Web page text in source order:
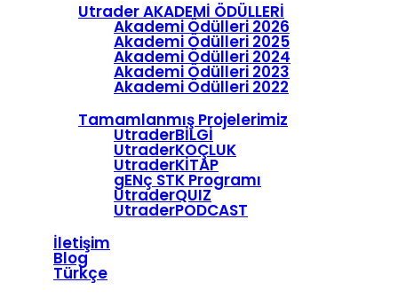
Utrader AKADEMİ ÖDÜLLERİ
Akademi Ödülleri 2026
Akademi Ödülleri 2025
Akademi Ödülleri 2024
Akademi Ödülleri 2023
Akademi Ödülleri 2022
Tamamlanmış Projelerimiz
UtraderBİLGİ
UtraderKOÇLUK
UtraderKİTAP
gENç STK Programı
UtraderQUIZ
UtraderPODCAST
İletişim
Blog
Türkçe